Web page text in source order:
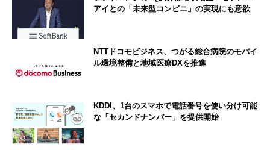
アイとの「未来型コンビニ」の実現にも意欲
NTTドコモビジネス、つがる総合病院のモバイ
ル環境整備と地域医療DXを推進
KDDI、1台のスマホで電話番号を使い分け可能
な「セカンドナンバー」を提供開始